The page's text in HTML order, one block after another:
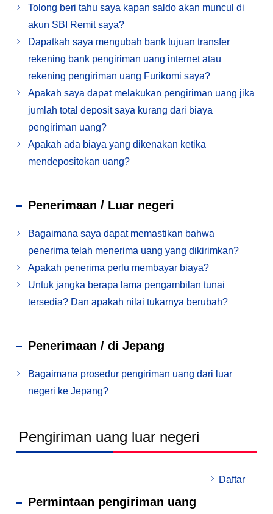
Tolong beri tahu saya kapan saldo akan muncul di
akun SBI Remit saya?
Dapatkah saya mengubah bank tujuan transfer
rekening bank pengiriman uang internet atau
rekening pengiriman uang Furikomi saya?
Apakah saya dapat melakukan pengiriman uang jika
jumlah total deposit saya kurang dari biaya
pengiriman uang?
Apakah ada biaya yang dikenakan ketika
mendepositokan uang?
Penerimaan / Luar negeri
Bagaimana saya dapat memastikan bahwa
penerima telah menerima uang yang dikirimkan?
Apakah penerima perlu membayar biaya?
Untuk jangka berapa lama pengambilan tunai
tersedia? Dan apakah nilai tukarnya berubah?
Penerimaan / di Jepang
Bagaimana prosedur pengiriman uang dari luar
negeri ke Jepang?
Pengiriman uang luar negeri
Daftar
Permintaan pengiriman uang